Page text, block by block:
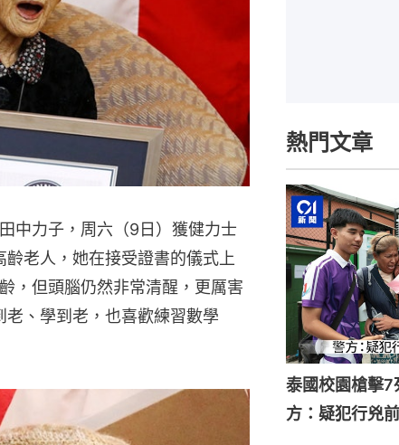
中力子，周六（9日）獲健力士
老人，她在接受證書的儀式上
，但頭腦仍然非常清醒，更厲害
、學到老，也喜歡練習數學
熱門文章
泰國校園槍擊
方：疑犯行兇